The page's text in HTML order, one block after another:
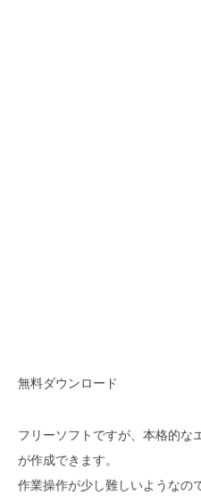
無料ダウンロード
フリーソフトですが、本格的な
が作成できます。
作業操作が少し難しいようなの